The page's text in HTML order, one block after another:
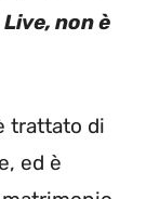
Live, non è
trattato di
ed è